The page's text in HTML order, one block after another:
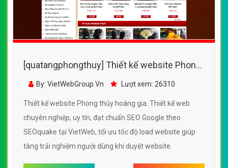
[quatangphongthuy] Thiết kế website Phong
thủy hoàng gia đẹp, chuyên nghiệp chuẩn
By: VietWebGroup.Vn Lượt xem: 26310
Thiết kế website Phong thủy hoàng gia. Thiết kế web
chuyên nghiệp, uy tín, đạt chuẩn SEO Google theo
SEOquake tại VietWeb, tối ưu tốc độ load website giúp
tăng trải nghiệm người dùng khi duyệt website.